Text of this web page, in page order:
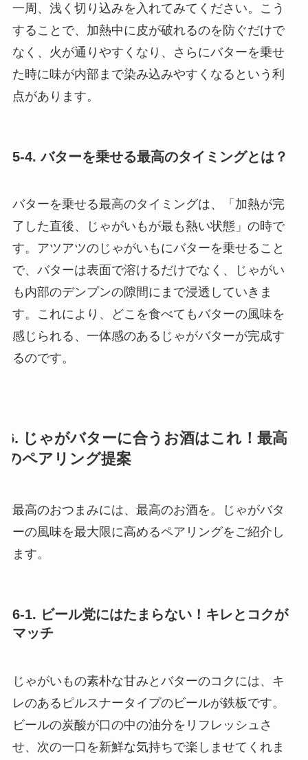
一周、浅く切り込みを入れてみてください。こう
することで、加熱中に皮が破れるのを防ぐだけで
なく、火が通りやすくなり、さらにバターを乗せ
た時に味が内部まで染み込みやすくなるという利
点があります。
5-4. バターを乗せる最高のタイミングとは？
バターを乗せる最高のタイミングは、「加熱が完
了した直後、じゃがいもが最も熱い状態」の時で
す。アツアツのじゃがいもにバターを乗せること
で、バターは表面で溶けるだけでなく、じゃがい
も内部のデンプンの隙間にまで浸透していきま
す。これにより、どこを食べてもバターの風味を
感じられる、一体感のあるじゃがバターが完成す
るのです。
6. じゃがバターに合うお酒はこれ！最高
のペアリング提案
最高のおつまみには、最高のお酒を。じゃがバタ
ーの風味を最大限に高めるペアリングをご紹介し
ます。
6-1. ビール党にはたまらない！キレとコクが
マッチ
じゃがいもの素朴な甘みとバターのコクには、キ
レのあるピルスナータイプのビールが鉄板です。
ビールの炭酸が口の中の油分をリフレッシュさ
せ、次の一口を新鮮な気持ちで楽しませてくれま